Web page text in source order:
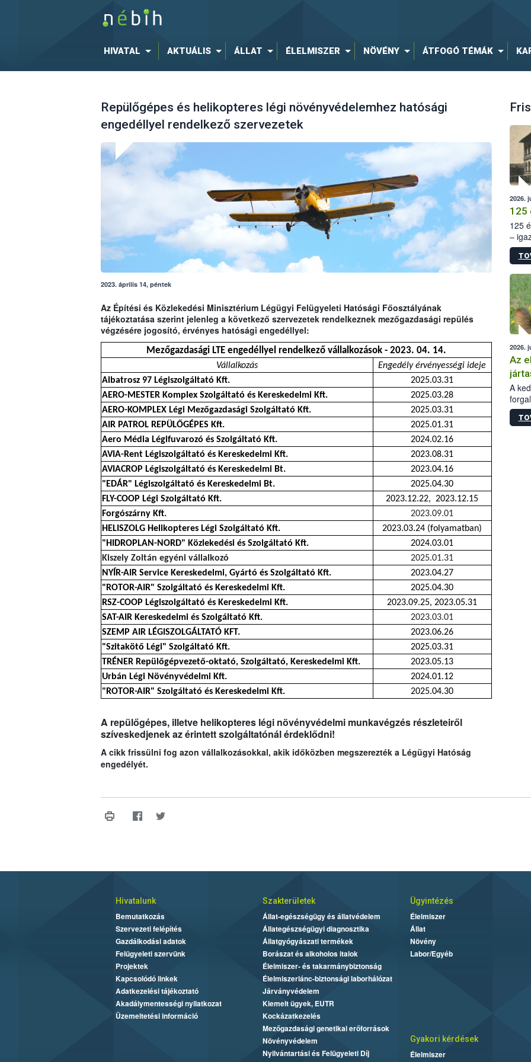
HIVATAL AKTUÁLIS ÁLLAT ÉLELMISZER NÖVÉNY ÁTFOGÓ TÉMÁK
Repülőgépes és helikopteres légi növényvédelemhez hatósági
engedéllyel rendelkező szervezetek
2023. április 14, péntek
Az Építési és Közlekedési Minisztérium Légügyi Felügyeleti Hatósági Főosztályának
tájékoztatása szerint jelenleg a következő szervezetek rendelkeznek mezőgazdasági repülés
végzésére jogosító, érvényes hatósági engedéllyel:
Mezőgazdasági LTE engedéllyel rendelkező vállalkozások - 2023. 04. 14.
Vállalkozás
Engedély érvényességi ideje
Albatrosz 97 Légiszolgáltató Kft.
2025.03.31
AERO-MESTER Komplex Szolgáltató és Kereskedelmi Kft.
2025.03.28
AERO-KOMPLEX Légi Mezőgazdasági Szolgáltató Kft.
2025.03.31
AIR PATROL REPÜLŐGÉPES Kft.
2025.01.31
Aero Média Légifuvarozó és Szolgáltató Kft.
2024.02.16
AVIA-Rent Légiszolgáltató és Kereskedelmi Kft.
2023.08.31
AVIACROP Légiszolgáltató és Kereskedelmi Bt.
2023.04.16
"EDÁR" Légiszolgáltató és Kereskedelmi Bt.
2025.04.30
FLY-COOP Légi Szolgáltató Kft.
2023.12.22, 2023.12.15
Forgószárny Kft.
2023.09.01
HELISZOLG Helikopteres Légi Szolgáltató Kft.
2023.03.24 (folyamatban)
"HIDROPLAN-NORD" Közlekedési és Szolgáltató Kft.
2024.03.01
Kiszely Zoltán egyéni vállalkozó
2025.01.31
NYÍR-AIR Service Kereskedelmi, Gyártó és Szolgáltató Kft.
2023.04.27
"ROTOR-AIR" Szolgáltató és Kereskedelmi Kft.
2025.04.30
RSZ-COOP Légiszolgáltató és Kereskedelmi Kft.
2023.09.25, 2023.05.31
SAT-AIR Kereskedelmi és Szolgáltató Kft.
2023.03.01
SZEMP AIR LÉGISZOLGÁLTATÓ KFT.
2023.06.26
"Szitakötő Légi" Szolgáltató Kft.
2025.03.31
TRÉNER Repülőgépvezető-oktató, Szolgáltató, Kereskedelmi Kft.
2023.05.13
Urbán Légi Növényvédelmi Kft.
2024.01.12
"ROTOR-AIR" Szolgáltató és Kereskedelmi Kft.
2025.04.30
A repülőgépes, illetve helikopteres légi növényvédelmi munkavégzés részleteiről
szíveskedjenek az érintett szolgáltatónál érdeklődni!
A cikk frissülni fog azon vállalkozásokkal, akik időközben megszerezték a Légügyi Hatóság
engedélyét.
2026.
125
125
–
15.
2026.
Az
A
Hivatalunk
Bemutatkozás
Szervezeti felépítés
Gazdálkodási adatok
Felügyeleti szervünk
Projektek
Kapcsolódó linkek
Adatkezelési tájékoztató
Akadálymentességi nyilatkozat
Üzemeltetési információ
Szakterületek
Állat-egészségügy és állatvédelem
Állategészségügyi diagnosztika
Állatgyógyászati termékek
Borászat és alkoholos italok
Élelmiszer- és takarmánybiztonság
Élelmiszerlánc-biztonsági laborhálózat
Járványvédelem
Kiemelt ügyek, EUTR
Kockázatkezelés
Mezőgazdasági genetikai erőforrások
Növényvédelem
Nyilvántartási és Felügyeleti Díj
Ügyintézés
Élelmiszer
Állat
Növény
Labor/Egyéb
Gyakori kérdések
Élelmiszer